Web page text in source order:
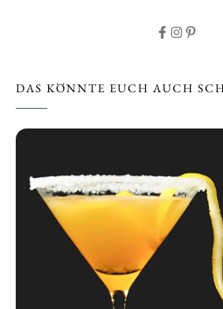
DAS KÖNNTE EUCH AUCH